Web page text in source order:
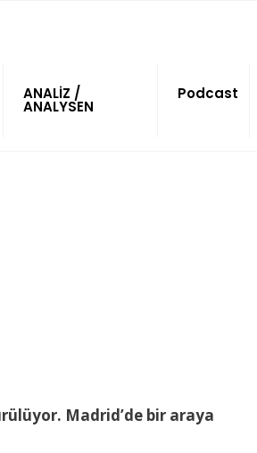
ANALİZ /
ANALYSEN
Podcast
Madrid’de bir araya